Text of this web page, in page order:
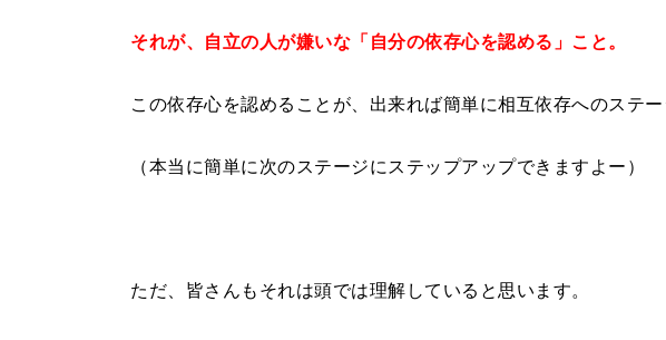
それが、自立の人が嫌いな「自分の依存心を認める」こと。
この依存心を認めることが、出来れば簡単に相互依存へのステー
（本当に簡単に次のステージにステップアップできますよー）
ただ、皆さんもそれは頭では理解していると思います。